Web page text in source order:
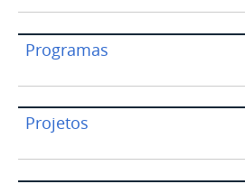
Programas
Projetos